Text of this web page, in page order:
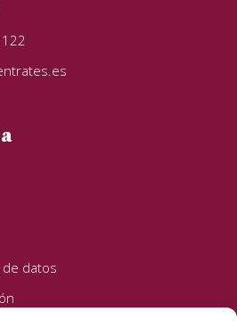
de datos